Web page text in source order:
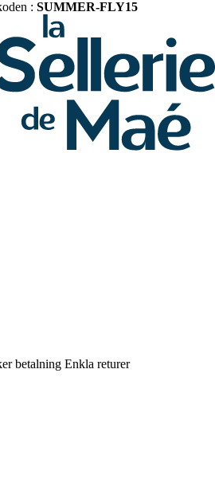
: SUMMER-FLY15
betalning Enkla returer